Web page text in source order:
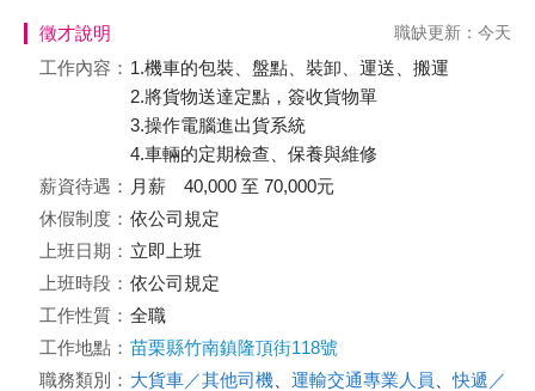
徵才說明 職缺更新：今天
工作內容： 1.機車的包裝、盤點、裝卸、運送、搬運
2.將貨物送達定點，簽收貨物單
3.操作電腦進出貨系統
4.車輛的定期檢查、保養與維修
薪資待遇： 月薪 40,000 至 70,000元
休假制度： 依公司規定
上班日期： 立即上班
上班時段： 依公司規定
工作性質： 全職
工作地點： 苗栗縣竹南鎮隆頂街118號
職務類別： 大貨車／其他司機 運輸交通專業人員 、快遞／